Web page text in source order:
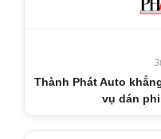
Thành Phát Auto
vụ dán